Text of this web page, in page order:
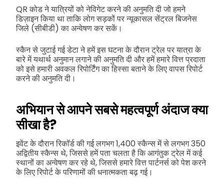
QR कोड ने यात्रियों को नेविगेट करने की अनुमति दी जो हमने
डिज़ाइन किया था ताकि लोग सड़कों पर न्यूकासल सेंट्रल बिजनेस
जिले (सीबीडी) का अन्वेषण कर सकें।
स्कैन से जुटाई गई डेटा ने हमें इस घटना के दौरान ट्रेल पर यात्रा के
बारे में यथार्थ अनुमान लगाने की अनुमति दी और हमें हमारे वित्त प्रदाता
को इसे हमारी अवकल रिपोर्टिंग का हिस्सा बताने के लिए वापस रिपोर्ट
करने की अनुमति दी।
अभियान से आपने सबसे महत्वपूर्ण अंदाज क्या
सीखा है?
इवेंट के दौरान रिकॉर्ड की गई लगभग 1,400 स्कैन्स में से लगभग 350
अद्वितीय स्कैन्स थे, जिससे हमें पता चलता है कि आगंतुक ट्रेल में कई
स्थानों का अन्वेषण कर रहे थे, जिससे हमारे वित्त पार्टनर्स को पेश करने
के लिए रिपोर्ट के परिणामों की धनात्मकता बढ़ गई।